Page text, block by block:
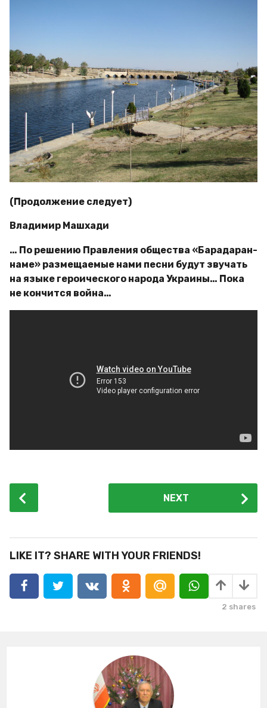
(Продолжение следует)
Владимир Машхади
… По решению Правления общества «Барадаран-
наме» размещаемые нами песни будут звучать
на языке героического народа Украины… Пока
не кончится война…
o
P
i
NEXT
LIKE IT? SHARE WITH YOUR FRIENDS!
2 shares